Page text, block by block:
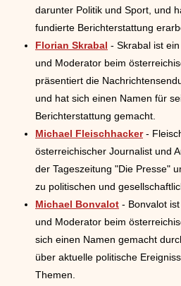
darunter Politik und Sport, und
fundierte Berichterstattung
Florian Skrabal - Skrabal ist
und Moderator beim
präsentiert die
und hat sich einen Namen für
Berichterstattung gemacht.
Michael Fleischhacker-
österreichischer Journalist und
der Tageszeitung "Die Presse"
zu politischen und
Michael Bonvalot - Bonvalot
und Moderator beim
sich einen Namen gemacht
über aktuelle politische
Themen.